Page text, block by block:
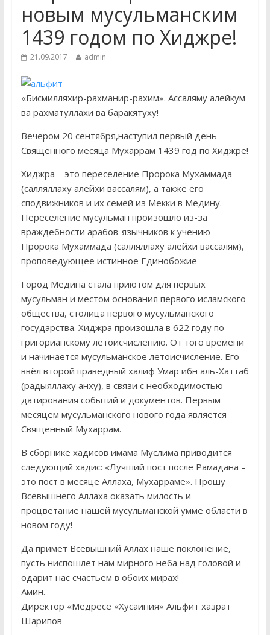
отделения Духовной
профессиональной
образовательной организации
«Медресе «Хусаиния» Амир (Эдуард)
«Камалийские чтения», которая
прошла в Уфе в мечети «Ляля-
Тюльпан
27 ноября студенты 2 и 3 курса
заочного отделения «Медресе
«Хусаиния» провели генеральную
уборку в Центральной Соборной
мечети г. Оренбурга и в «Медресе
новым мусульманским
1439 годом по Хиджре!
21.09.2017 admin
«Бисмилляхир-рахманир-рахим». Ассаляму алейкум
ва рахматуллахи ва баракятуху!
Вечером 20 сентября,наступил первый день
Священного месяца Мухаррам 1439 год по Хиджре!
Хиджра – это переселение Пророка Мухаммада
(салляллаху алейхи вассалям), а также его
сподвижников и их семей из Мекки в Медину.
Переселение мусульман произошло из-за
враждебности арабов-язычников к учению
Пророка Мухаммада (салляллаху алейхи вассалям),
проповедующее истинное Единобожие
Город Медина стала приютом для первых
мусульман и местом основания первого исламского
общества, столица первого мусульманского
государства. Хиджра произошла в 622 году по
григорианскому летоисчислению. От того времени
и начинается мусульманское летоисчисление. Его
ввёл второй праведный халиф Умар ибн аль-Хаттаб
(радыяллаху анху), в связи с необходимостью
датирования событий и документов. Первым
месяцем мусульманского нового года является
Священный Мухаррам.
В сборнике хадисов имама Муслима приводится
следующий хадис: «Лучший пост после Рамадана –
это пост в месяце Аллаха, Мухарраме». Прошу
Всевышнего Аллаха оказать милость и
процветание нашей мусульманской умме области в
новом году!
Да примет Всевышний Аллах наше поклонение,
пусть ниспошлет нам мирного неба над головой и
одарит нас счастьем в обоих мирах!
Амин.
Директор «Медресе «Хусаиния» Альфит хазрат
Шарипов